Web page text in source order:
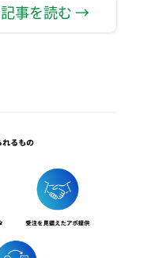
記事を読む →